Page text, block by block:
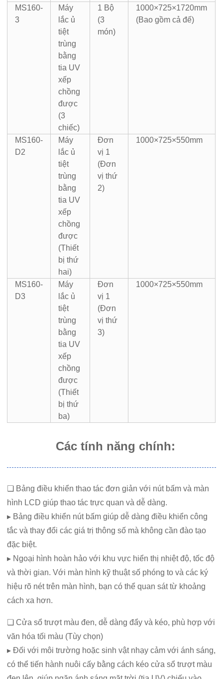
MS160-
3
Máy
lắc ủ
tiệt
trùng
bằng
tia UV
xếp
chồng
được
(3
chiếc)
1 Bộ
(3
món)
1000×725×1720mm
(Bao gồm cả đế)
MS160-
D2
Máy
lắc ủ
tiệt
trùng
bằng
tia UV
xếp
chồng
được
(Thiết
bị thứ
hai)
Đơn
vị 1
(Đơn
vị thứ
2)
1000×725×550mm
MS160-
D3
Máy
lắc ủ
tiệt
trùng
bằng
tia UV
xếp
chồng
được
(Thiết
bị thứ
ba)
Đơn
vị 1
(Đơn
vị thứ
3)
1000×725×550mm
Các tính năng chính:
❏ Bảng điều khiển thao tác đơn giản với nút bấm và màn
hình LCD giúp thao tác trực quan và dễ dàng.
▸ Bảng điều khiển nút bấm giúp dễ dàng điều khiển công
tắc và thay đổi các giá trị thông số mà không cần đào tạo
đặc biệt.
▸ Ngoại hình hoàn hảo với khu vực hiển thị nhiệt độ, tốc độ
và thời gian. Với màn hình kỹ thuật số phóng to và các ký
hiệu rõ nét trên màn hình, bạn có thể quan sát từ khoảng
cách xa hơn.
❏ Cửa sổ trượt màu đen, dễ dàng đẩy và kéo, phù hợp với
văn hóa tối màu (Tùy chọn)
▸ Đối với môi trường hoặc sinh vật nhạy cảm với ánh sáng,
có thể tiến hành nuôi cấy bằng cách kéo cửa sổ trượt màu